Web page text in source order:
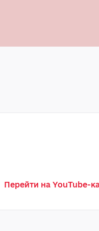
Перейти на YouTube-